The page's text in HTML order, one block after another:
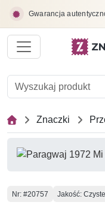
Gwarancja
Znaczki
Numer
Nr: #20757 Jakość: